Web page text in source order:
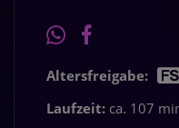
Altersfreigabe:
Laufzeit: ca. 107